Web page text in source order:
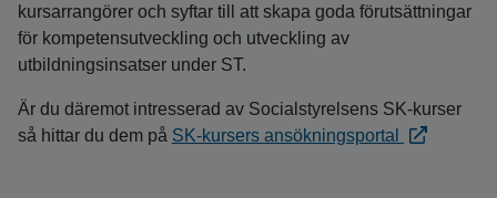
kursarrangörer och syftar till att skapa goda förutsättningar
för kompetensutveckling och utveckling av
utbildningsinsatser under ST.
Är du däremot intresserad av Socialstyrelsens SK-kurser
så hittar du dem på SK-kursers ansökningsportal